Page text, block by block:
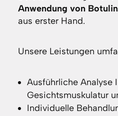
Anwendung von
aus erster Hand.
Unsere Leistungen
Ausführliche Analyse
Gesichtsmuskulatur
Individuelle